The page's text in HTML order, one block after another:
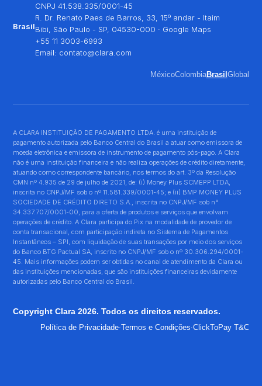
Brasil
CNPJ 41.538.335/0001-45
R. Dr. Renato Paes de Barros, 33, 15º andar - Itaim
Bibi, São Paulo - SP, 04530-000 · Google Maps
+55 11 3003-6993
Email: contato@clara.com
MéxicoColombiaBrasil Global
A CLARA INSTITUIÇÃO DE PAGAMENTO LTDA. é uma instituição de
pagamento autorizada pelo Banco Central do Brasil a atuar como emissora de
moeda eletrônica e emissora de instrumento de pagamento pós-pago. A Clara
não é uma instituição financeira e não realiza operações de crédito diretamente,
atuando como correspondente bancário, nos termos do art. 3º da Resolução
CMN nº 4.935 de 29 de julho de 2021, de: (i) Money Plus SCMEPP LTDA,
inscrita no CNPJ/MF sob o nº 11.581.339/0001-45; e (ii) BMP MONEY PLUS
SOCIEDADE DE CRÉDITO DIRETO S.A., inscrita no CNPJ/MF sob n°
34.337.707/0001-00, para a oferta de produtos e serviços que envolvam
operações de crédito. A Clara participa do Pix na modalidade de provedor de
conta transacional, com participação indireta no Sistema de Pagamentos
Instantâneos – SPI, com liquidação de suas transações por meio dos serviços
do Banco BTG Pactual SA, inscrito no CNPJ/MF sob o nº 30.306.294/0001-
45. Mais informações podem ser obtidas no canal de atendimento da Clara ou
das instituições mencionadas, que são instituições financeiras devidamente
autorizadas pelo Banco Central do Brasil.
Copyright Clara 2026. Todos os direitos reservados.
Política de Privacidade·Termos e Condições·ClickToPay T&C